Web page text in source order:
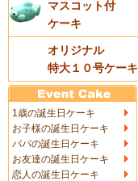
マスコット付
ケーキ
オリジナル
特大１０号ケーキ
1歳の誕生日ケーキ
お子様の誕生日ケーキ
パパの誕生日ケーキ
お友達の誕生日ケーキ
恋人の誕生日ケーキ